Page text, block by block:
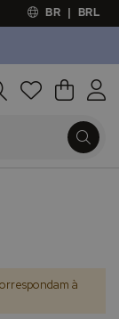
BR | BRL
Procura O Meu
à